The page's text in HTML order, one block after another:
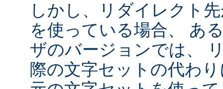
しかし、リダイレクト
を使っている場合、 あ
ザのバージョンでは、
際の文字セットの代わ